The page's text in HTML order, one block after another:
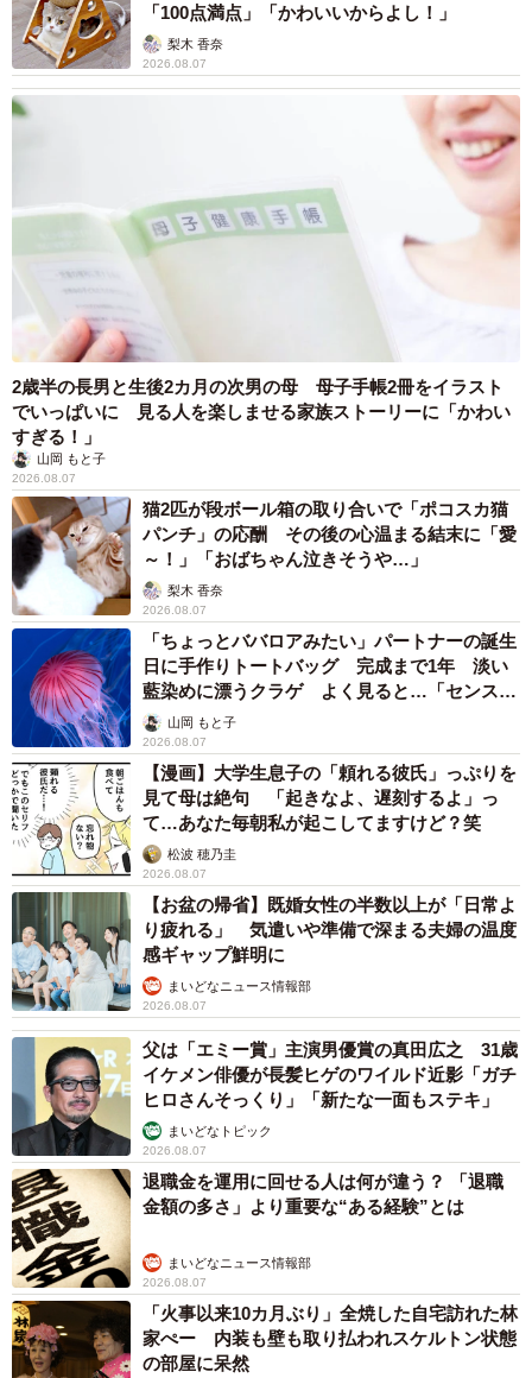
「100点満点」「かわいいからよし！」
梨木 香奈
2026.08.07
2歳半の長男と生後2カ月の次男の母 母子手帳2冊をイラスト
でいっぱいに 見る人を楽しませる家族ストーリーに「かわい
すぎる！」
山岡 もと子
2026.08.07
猫2匹が段ボール箱の取り合いで「ポコスカ猫
パンチ」の応酬 その後の心温まる結末に「愛
～！」「おばちゃん泣きそうや…」
梨木 香奈
2026.08.07
「ちょっとババロアみたい」パートナーの誕生
日に手作りトートバッグ 完成まで1年 淡い
藍染めに漂うクラゲ よく見ると…「センスす
ごい」山岡 もと子
2026.08.07
【漫画】大学生息子の「頼れる彼氏」っぷりを
見て母は絶句 「起きなよ、遅刻するよ」っ
て…あなた毎朝私が起こしてますけど？笑
松波 穂乃圭
2026.08.07
【お盆の帰省】既婚女性の半数以上が「日常よ
り疲れる」 気遣いや準備で深まる夫婦の温度
感ギャップ鮮明に
まいどなニュース情報部
2026.08.07
父は「エミー賞」主演男優賞の真田広之 31歳
イケメン俳優が長髪ヒゲのワイルド近影「ガチ
ヒロさんそっくり」「新たな一面もステキ」
まいどなトピック
2026.08.07
退職金を運用に回せる人は何が違う？ 「退職
金額の多さ」より重要な“ある経験”とは
まいどなニュース情報部
2026.08.07
「火事以来10カ月ぶり」全焼した自宅訪れた林
家ぺー 内装も壁も取り払われスケルトン状態
の部屋に呆然